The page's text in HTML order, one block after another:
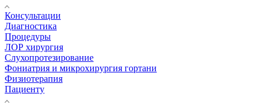
Консультации
Диагностика
Процедуры
ЛОР хирургия
Слухопротезирование
Фониатрия и микрохирургия гортани
Физиотерапия
Пациенту